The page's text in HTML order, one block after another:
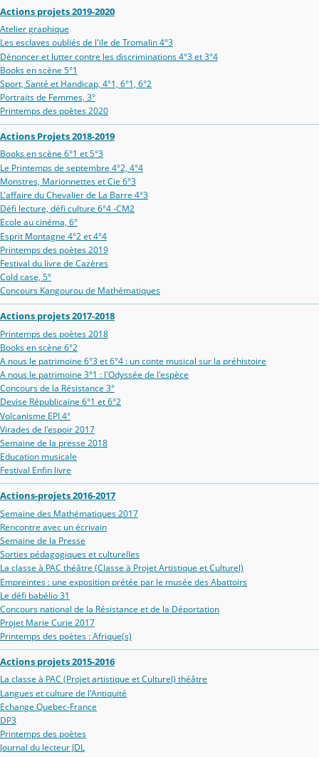
Actions projets 2019-2020
Atelier graphique
Les esclaves oubliés de l'ïle de Tromalin 4°3
Dénoncer et lutter contre les discriminations 4°3 et 3°4
Books en scène 5°1
Sport, Santé et Handicap, 4°1, 6°1, 6°2
Portraits de Femmes, 3°
Printemps des poètes 2020
Actions Projets 2018-2019
Books en scène 6°1 et 5°3
Le Printemps de septembre 4°2, 4°4
Monstres, Marionnettes et Cie 6°3
L'affaire du Chevalier de La Barre 4°3
Défi lecture, défi culture 6°4 -CM2
Ecole au cinéma, 6°
Esprit Montagne 4°2 et 4°4
Printemps des poètes 2019
Festival du livre de Cazères
Cold case, 5°
Concours Kangourou de Mathématiques
Actions projets 2017-2018
Printemps des poètes 2018
Books en scène 6°2
A nous le patrimoine 6°3 et 6°4 : un conte musical sur la préhistoire
A nous le patrimoine 3°1 : l'Odyssée de l'espèce
Concours de la Résistance 3°
Devise Républicaine 6°1 et 6°2
Volcanisme EPI 4°
Virades de l'espoir 2017
Semaine de la presse 2018
Education musicale
Festival Enfin livre
Actions-projets 2016-2017
Semaine des Mathématiques 2017
Rencontre avec un écrivain
Semaine de la Presse
Sorties pédagogiques et culturelles
La classe à PAC théâtre (Classe à Projet Artistique et Culturel)
Empreintes : une exposition prétée par le musée des Abattoirs
Le défi babélio 31
Concours national de la Résistance et de la Déportation
Projet Marie Curie 2017
Printemps des poètes : Afrique(s)
Actions projets 2015-2016
La classe à PAC (Projet artistique et Culturel) théâtre
Langues et culture de l'Antiquité
Echange Quebec-France
DP3
Printemps des poètes
Journal du lecteur JDL